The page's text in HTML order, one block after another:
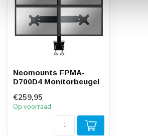
Neomounts FPMA-
D700D4 Monitorbeugel
€259,95
Op voorraad